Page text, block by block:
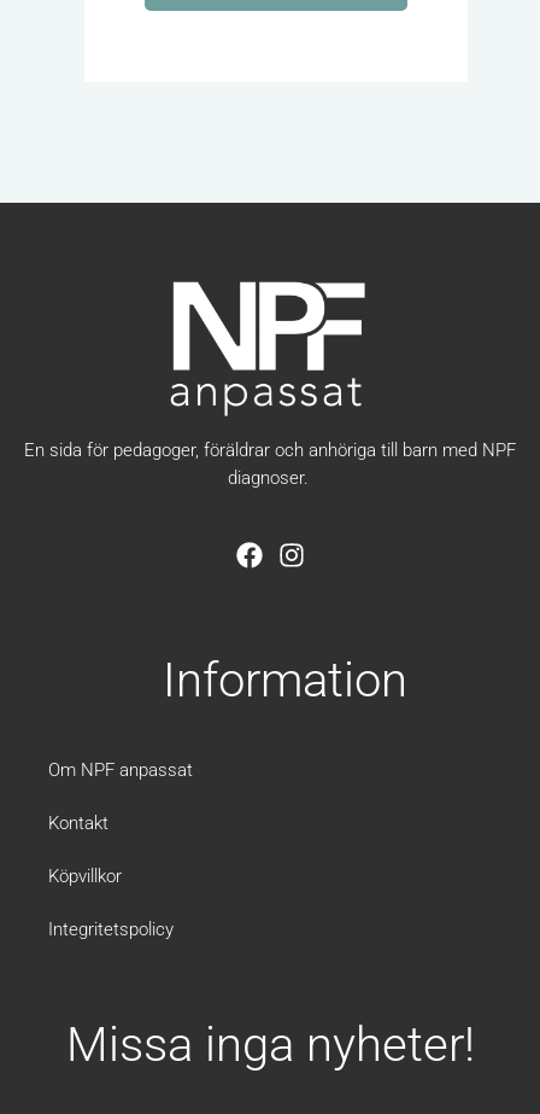
En sida för pedagoger, föräldrar och anhöriga till barn med NPF
diagnoser.
F
o
I
g
Information
Om NPF anpassat
Kontakt
Köpvillkor
Integritetspolicy
Missa inga nyheter!